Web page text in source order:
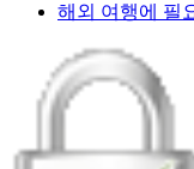
해외 여행에 필